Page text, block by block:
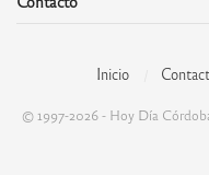
Inicio
© 1997-2026 - Hoy Día